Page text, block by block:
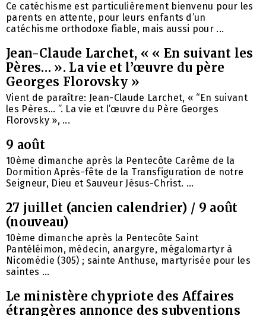
Ce catéchisme est particulièrement bienvenu pour les
parents en attente, pour leurs enfants d’un
catéchisme orthodoxe fiable, mais aussi pour ...
Jean-Claude Larchet, « « En suivant les
Pères… ». La vie et l’œuvre du père
Georges Florovsky »
Vient de paraître: Jean-Claude Larchet, « “En suivant
les Pères… ”. La vie et l’œuvre du Père Georges
Florovsky », ...
9 août
10ème dimanche après la Pentecôte Carême de la
Dormition Après-fête de la Transfiguration de notre
Seigneur, Dieu et Sauveur Jésus-Christ. ...
27 juillet (ancien calendrier) / 9 août
(nouveau)
10ème dimanche après la Pentecôte Saint
Pantéléimon, médecin, anargyre, mégalomartyr à
Nicomédie (305) ; sainte Anthuse, martyrisée pour les
saintes ...
Le ministère chypriote des Affaires
étrangères annonce des subventions